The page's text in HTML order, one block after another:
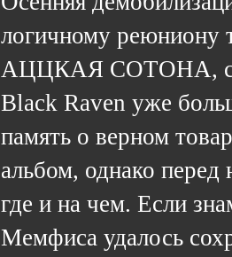
логичному реюниону
АЦЦКАЯ СОТОНА,
Black Raven уже
память о верном
альбом, однако перед
где и на чем. Если
Мемфиса удалось